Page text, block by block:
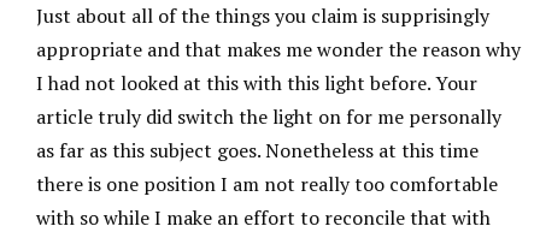
Just about all of the things you claim is supprisingly
appropriate and that makes me wonder the reason why
I had not looked at this with this light before. Your
article truly did switch the light on for me personally
as far as this subject goes. Nonetheless at this time
there is one position I am not really too comfortable
with so while I make an effort to reconcile that with